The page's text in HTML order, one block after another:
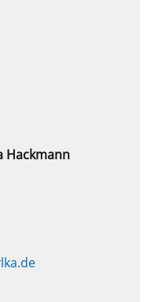
Hackmann